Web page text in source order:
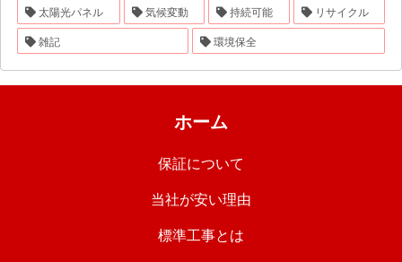
太陽光パネル
気候変動 持続可能
リサイクル
雑記
環境保全
ホーム
保証について
当社が安い理由
標準工事とは